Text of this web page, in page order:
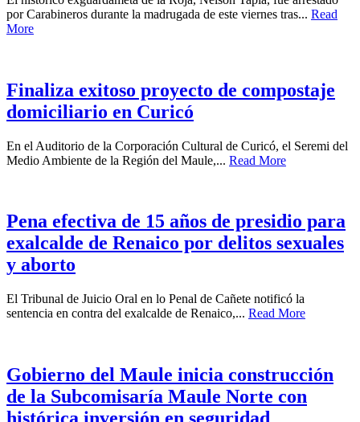
por Carabineros durante la madrugada de este viernes tras... Read
More
Finaliza exitoso proyecto de compostaje
domiciliario en Curicó
En el Auditorio de la Corporación Cultural de Curicó, el Seremi del
Medio Ambiente de la Región del Maule,... Read More
Pena efectiva de 15 años de presidio para
exalcalde de Renaico por delitos sexuales
y aborto
El Tribunal de Juicio Oral en lo Penal de Cañete notificó la
sentencia en contra del exalcalde de Renaico,... Read More
Gobierno del Maule inicia construcción
de la Subcomisaría Maule Norte con